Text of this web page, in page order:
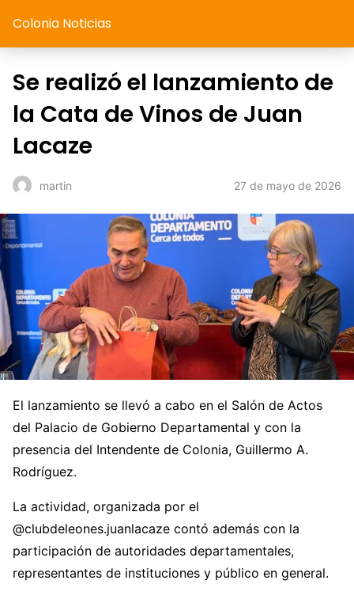
Colonia Noticias
Se realizó el lanzamiento de
la Cata de Vinos de Juan
Lacaze
martin 27 de mayo de 2026
El lanzamiento se llevó a cabo en el Salón de Actos
del Palacio de Gobierno Departamental y con la
presencia del Intendente de Colonia, Guillermo A.
Rodríguez.
La actividad, organizada por el
@clubdeleones.juanlacaze contó además con la
participación de autoridades departamentales,
representantes de instituciones y público en general.